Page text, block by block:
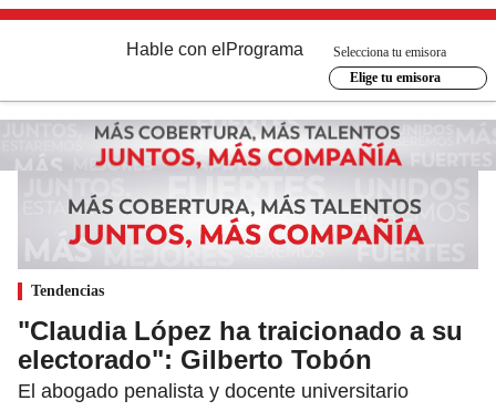
Hable con el Programa
Selecciona tu emisora
Elige tu emisora
Tendencias
"Claudia López ha traicionado a su
electorado": Gilberto Tobón
El abogado penalista y docente universitario